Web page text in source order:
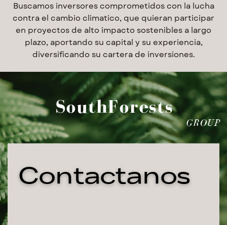
Buscamos inversores comprometidos con la lucha
contra el cambio climatico, que quieran participar
en proyectos de alto impacto sostenibles a largo
plazo, aportando su capital y su experiencia,
diversificando su cartera de inversiones.
SouthForests
GROUP
Contactanos